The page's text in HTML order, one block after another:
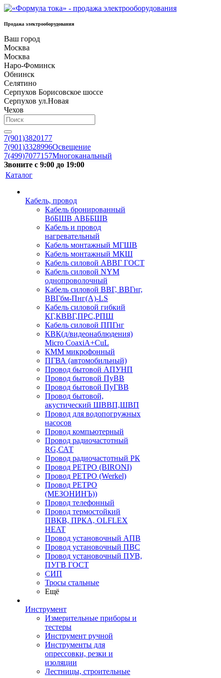
Продажа электрооборудования
Ваш город
Москва
Москва
Наро-Фоминск
Обнинск
Селятино
Серпухов Борисовское шоссе
Серпухов ул.Новая
Чехов
7(901)3820177
7(901)3328996Освещение
7(499)7077157Многоканальный
Звоните с 9:00 до 19:00
Каталог
Кабель, провод
Кабель бронированный
ВбБШВ АВББШВ
Кабель и провод
нагревательный
Кабель монтажный МГШВ
Кабель монтажный МКШ
Кабель силовой АВВГ ГОСТ
Кабель силовой NYM
однопроволочный
Кабель силовой ВВГ, ВВГнг,
ВВГбм-Пнг(А)-LS
Кабель силовой гибкий
КГ,КВВГ,ПРС,РПШ
Кабель силовой ППГнг
КВК(д/видеонаблюдения)
Micro CoaxiA+CuL
КММ микрофонный
ПГВА (автомобильный)
Провод бытовой АПУНП
Провод бытовой ПуВВ
Провод бытовой ПуГВВ
Провод бытовой,
акустический ШВВП,ШВП
Провод для водопогружных
насосов
Провод компьютерный
Провод радиочастотный
RG,САТ
Провод радиочастотный РК
Провод РЕТРО (BIRONI)
Провод РЕТРО (Werkel)
Провод РЕТРО
(МЕЗОНИНЪ))
Провод телефонный
Провод термостойкий
ПВКВ, ПРКА, OLFLEX
HEAT
Провод установочный АПВ
Провод установочный ПВС
Провод установочный ПУВ,
ПУГВ ГОСТ
СИП
Тросы стальные
Ещё
Инструмент
Измерительные приборы и
тестеры
Инструмент ручной
Инструменты для
опрессовки, резки и
изоляции
Лестницы, строительные